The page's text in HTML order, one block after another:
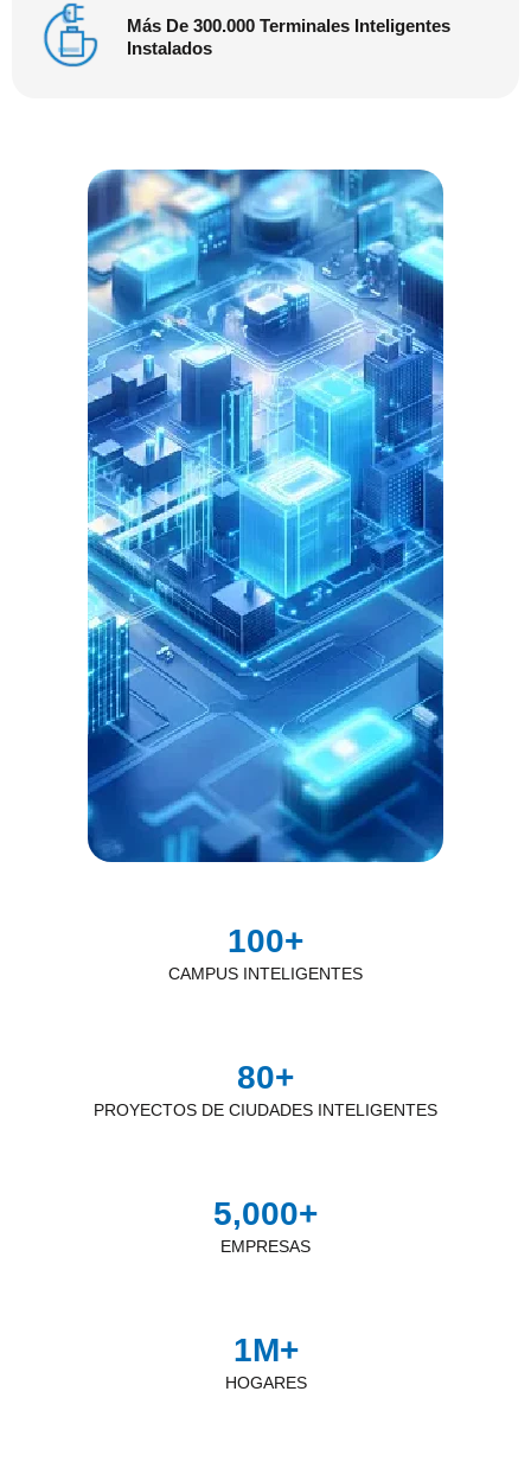
CAMPUS INTELIGENTES
100+
PROYECTOS DE CIUDADES INTELIGENTES
80+
EMPRESAS
5,000+
HOGARES
1M+
Más De 300.000 Terminales Inteligentes
Instalados